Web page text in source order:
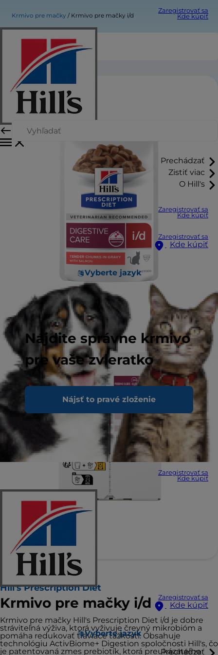
Zaregistrovať sa
Kde kúpiť
Prechádzať
Zistiť viac
O Hill's
Zaregistrovať sa
Kde kúpiť
Zaregistrovať sa
Kde kúpiť
Vyberte jazyk
Nájdite správne krmivo
pre vaše zvieratko
Nájsť to pravé zloženie
Zaregistrovať sa
Kde kúpiť
Zaregistrovať sa
Kde kúpiť
Vyberte jazyk
Prechádzať
Krmivo pre mačky Krmivo pre mačky i/d
Krmivo pre mačky i/d
Hill's Prescription Diet
Krmivo pre mačky i/d
Krmivo pre mačky Hill's Prescription Diet i/d je dobre
stráviteľná výživa, ktorá vyživuje črevný mikrobióm a
pomáha redukovať tráviace ťažkosti. Obsahuje
technológiu ActivBiome+ Digestion spoločnosti Hill's, čo
je patentovaná zmes prebiotík, ktorá preukázateľne